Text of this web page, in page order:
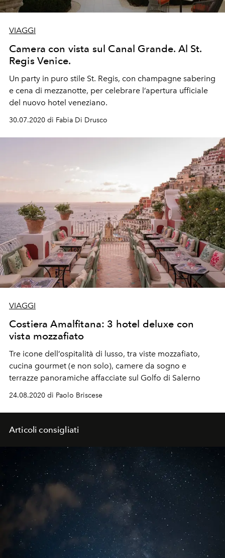
VIAGGI
Camera con vista sul Canal Grande. Al St.
Regis Venice.
Un party in puro stile St. Regis, con champagne sabering
e cena di mezzanotte, per celebrare l’apertura ufficiale
del nuovo hotel veneziano.
30.07.2020 di Fabia Di Drusco
VIAGGI
Costiera Amalfitana: 3 hotel deluxe con
vista mozzafiato
Tre icone dell’ospitalità di lusso, tra viste mozzafiato,
cucina gourmet (e non solo), camere da sogno e
terrazze panoramiche affacciate sul Golfo di Salerno
24.08.2020 di Paolo Briscese
Articoli consigliati